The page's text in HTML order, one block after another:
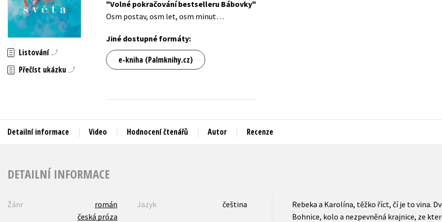
Auto - moto
Beletrie pro děti
Jazyky
Kalendáře
Kariéra a osobní rozvoj
Populárně - naučná pro dospělé
Listování
Přečíst ukázku
Volné pokračování bestselleru Bábovky
Osm postav, osm let, osm minut…
Jiné dostupné formáty:
e-kniha (Palmknihy.cz)
Detailní informace Video Hodnocení čtenářů Autor Recenze
DETAILNÍ INFORMACE
Žánr
román
česká próza
Jazyk čeština
Rebeka a Karolína, těžko říct, čí je to vina.
Bohnice, kolo a nezpevněná krajnice, ze